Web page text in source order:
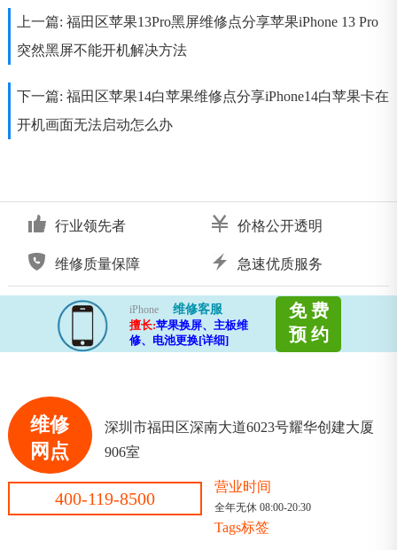
上一篇: 福田区苹果13Pro黑屏维修点分享苹果iPhone 13 Pro
突然黑屏不能开机解决方法
下一篇: 福田区苹果14白苹果维修点分享iPhone14白苹果卡在
开机画面无法启动怎么办
行业领先者 价格公开透明
维修质量保障 急速优质服务
iPhone
维修客服
擅长:苹果换屏、主板维
修、电池更换[详细]
免 费
预 约
维修
网点
深圳市福田区深南大道6023号耀华创建大厦
906室
400-119-8500
营业时间
全年无休 08:00-20:30
Tags标签